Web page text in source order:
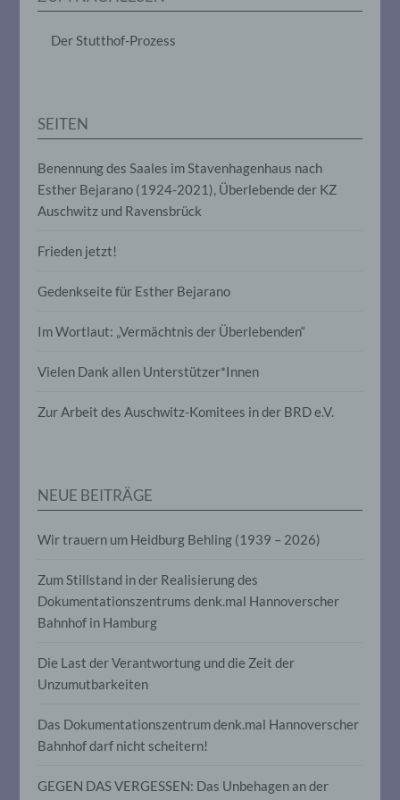
Der Stutthof-Prozess
SEITEN
Benennung des Saales im Stavenhagenhaus nach
Esther Bejarano (1924-2021), Überlebende der KZ
Auschwitz und Ravensbrück
Frieden jetzt!
Gedenkseite für Esther Bejarano
Im Wortlaut: „Vermächtnis der Überlebenden“
Vielen Dank allen Unterstützer*Innen
Zur Arbeit des Auschwitz-Komitees in der BRD e.V.
NEUE BEITRÄGE
Wir trauern um Heidburg Behling (1939 – 2026)
Zum Stillstand in der Realisierung des
Dokumentationszentrums denk.mal Hannoverscher
Bahnhof in Hamburg
Die Last der Verantwortung und die Zeit der
Unzumutbarkeiten
Das Dokumentationszentrum denk.mal Hannoverscher
Bahnhof darf nicht scheitern!
GEGEN DAS VERGESSEN: Das Unbehagen an der
das Ordnen, die Speicherung, die
Auslesen, das Abfragen, die Verwendung,
d) Einschränkung der Verarbeitung
personenbezogener Daten mit dem Ziel,
e) Profiling
Profiling ist jede Art der automatisierten
personenbezogenen Daten verwendet
Arbeitsleistung, wirtschaftlicher Lage,
Gesundheit, persönlicher Vorlieben,
Aufenthaltsort oder Ortswechsel dieser
vorherzusagen.
f) Pseudonymisierung
Pseudonymisierung ist die Verarbeitung
personenbezogener Daten in einer Weise,
ohne Hinzuziehung zusätzlicher
Informationen nicht mehr einer
spezifischen betroffenen Person
zusätzlichen Informationen gesondert